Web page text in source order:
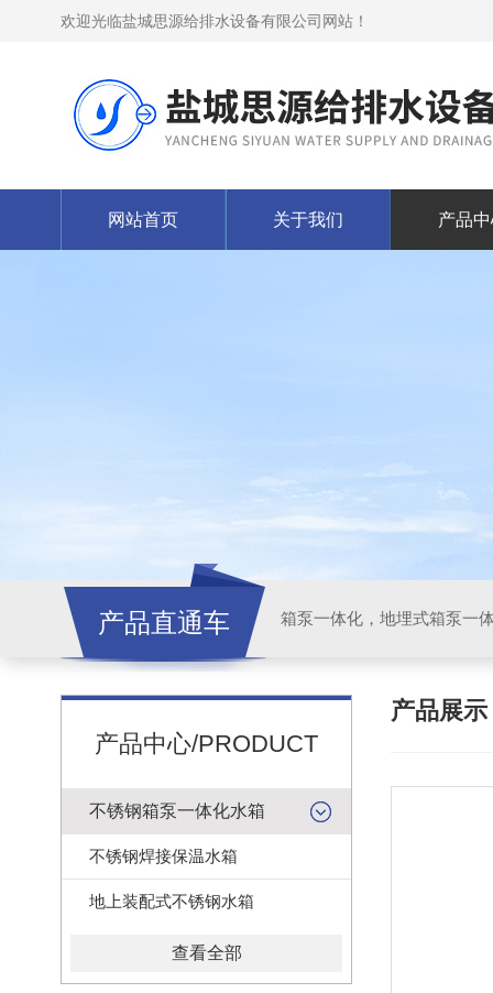
欢迎光临盐城思源给排水设备有限公司网站！
网站首页 关于我们 产品
产品直通车
产品中心/PRODUCT
不锈钢箱泵一体化水箱
不锈钢焊接保温水箱
地上装配式不锈钢水箱
查看全部
产品展示